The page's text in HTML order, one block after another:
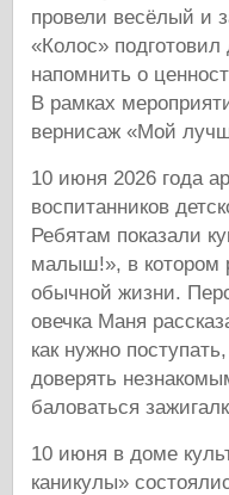
провели весёлый и
«Колос»
напомнить о
В рамках
вернисаж «Мой
10 июня 2026 года
воспитанников
Ребятам показали
малыш!», в котором
обычной жизни.
овечка Маня
как нужно
доверять
баловаться
10 июня в доме
каникулы»